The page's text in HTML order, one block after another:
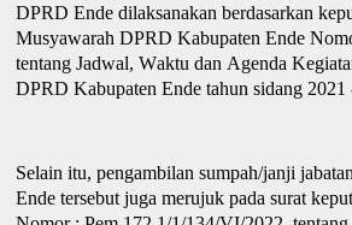
DPRD Ende dilaksanakan berdasarkan
Musyawarah DPRD Kabupaten Ende
tentangJadwal,Waktu dan AgendaK
DPRD Kabupaten Ende tahun sidang 2021
Selain itu, pengambilan sumpah/janji
Ende tersebut juga merujuk pada surat